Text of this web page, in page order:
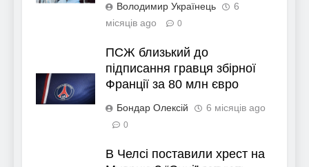
Володимир Українець
6
місяців ago
0
ПСЖ близький до
підписання гравця збірної
Франції за 80 млн євро
Бондар Олексій 6 місяців ago
0
В Челсі поставили хрест на